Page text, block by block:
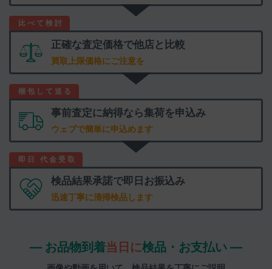
正確な査定価格で他店と比較
買取上限価格にご注意を
事前査定に納得なら集荷を申込み
ウェブで簡単に申込めます
検品結果承諾で即日お振込み
迅速丁寧に清掃検品します
― お品物到着当日に検品・お支払い ―